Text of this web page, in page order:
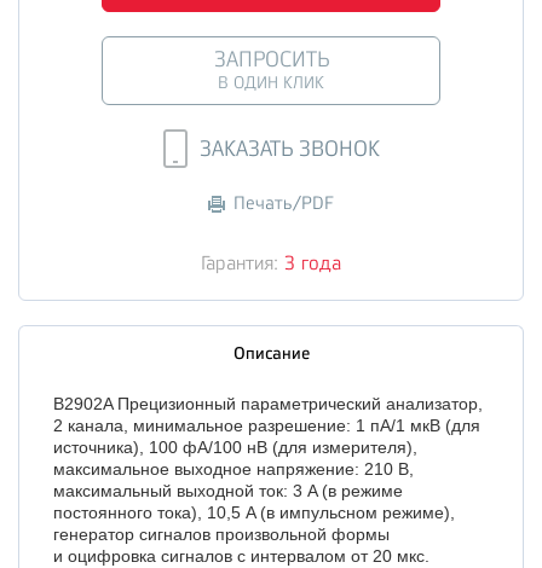
ЗАПРОСИТЬ
В ОДИН КЛИК
ЗАКАЗАТЬ ЗВОНОК
Печать/PDF
Гарантия: 3 года
Описание
B2902A Прецизионный параметрический анализатор,
2 канала, минимальное разрешение: 1 пА/1 мкВ (для
источника), 100 фA/100 нВ (для измерителя),
максимальное выходное напряжение: 210 В,
максимальный выходной ток: 3 A (в режиме
постоянного тока), 10,5 A (в импульсном режиме),
генератор сигналов произвольной формы
и оцифровка сигналов с интервалом от 20 мкс.